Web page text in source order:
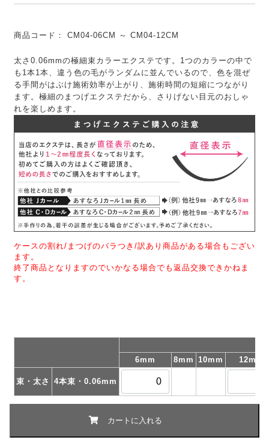
商品コード： CM04-06CM ～ CM04-12CM
太さ0.06mmの極細束カラーエクステです。1つのカラーの中で
も1本1本、違う色の毛がランダムに並んでいるので、色を混ぜ
る手間がはぶけ施術効率が上がり、施術時間の短縮につながり
ます。極細のまつげエクステだから、さりげない目元のおしゃ
れを楽しめます。
ケースの割れ/まつげのバラつき/訳あり商品がある場合もござい
ます。
終了商品となりますのでいかなる場合でも返品交換できかねま
す。
6mm
8mm 10mm 12mm
束・太さ 4本束・0.06mm